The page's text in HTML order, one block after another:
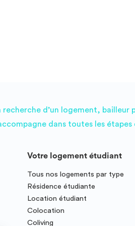
Délivrée par : CCI
Organisme garant : SOCAF 26
PARIS Disponible de suite. pour visiter
recherche d’un logement,
dans toutes les
Votre logement étudiant
Tous nos logements par type
Résidence étudiante
Location étudiant
Colocation
Coliving